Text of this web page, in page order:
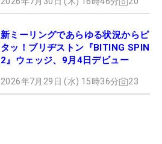
新ミーリングであらゆる状況からピ
タッ！ブリヂストン『BITING SPIN
2』ウェッジ、9月4日デビュー
2026年7月29日 (水) 15時36分 23